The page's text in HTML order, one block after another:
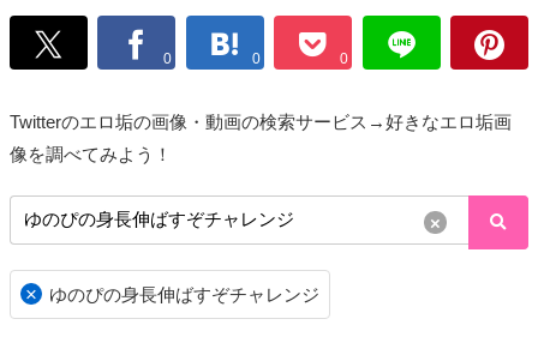
0 0 0
Twitterのエロ垢の画像・動画の検索サービス→好きなエロ垢画
像を調べてみよう！
×
× ゆのぴの身長伸ばすぞチャレンジ